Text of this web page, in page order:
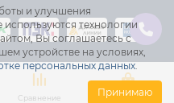
и улучшения
используются технологии
Вы соглашаетесь с
устройстве на условиях,
персональных данных.
Принимаю
Сравнение Корзина